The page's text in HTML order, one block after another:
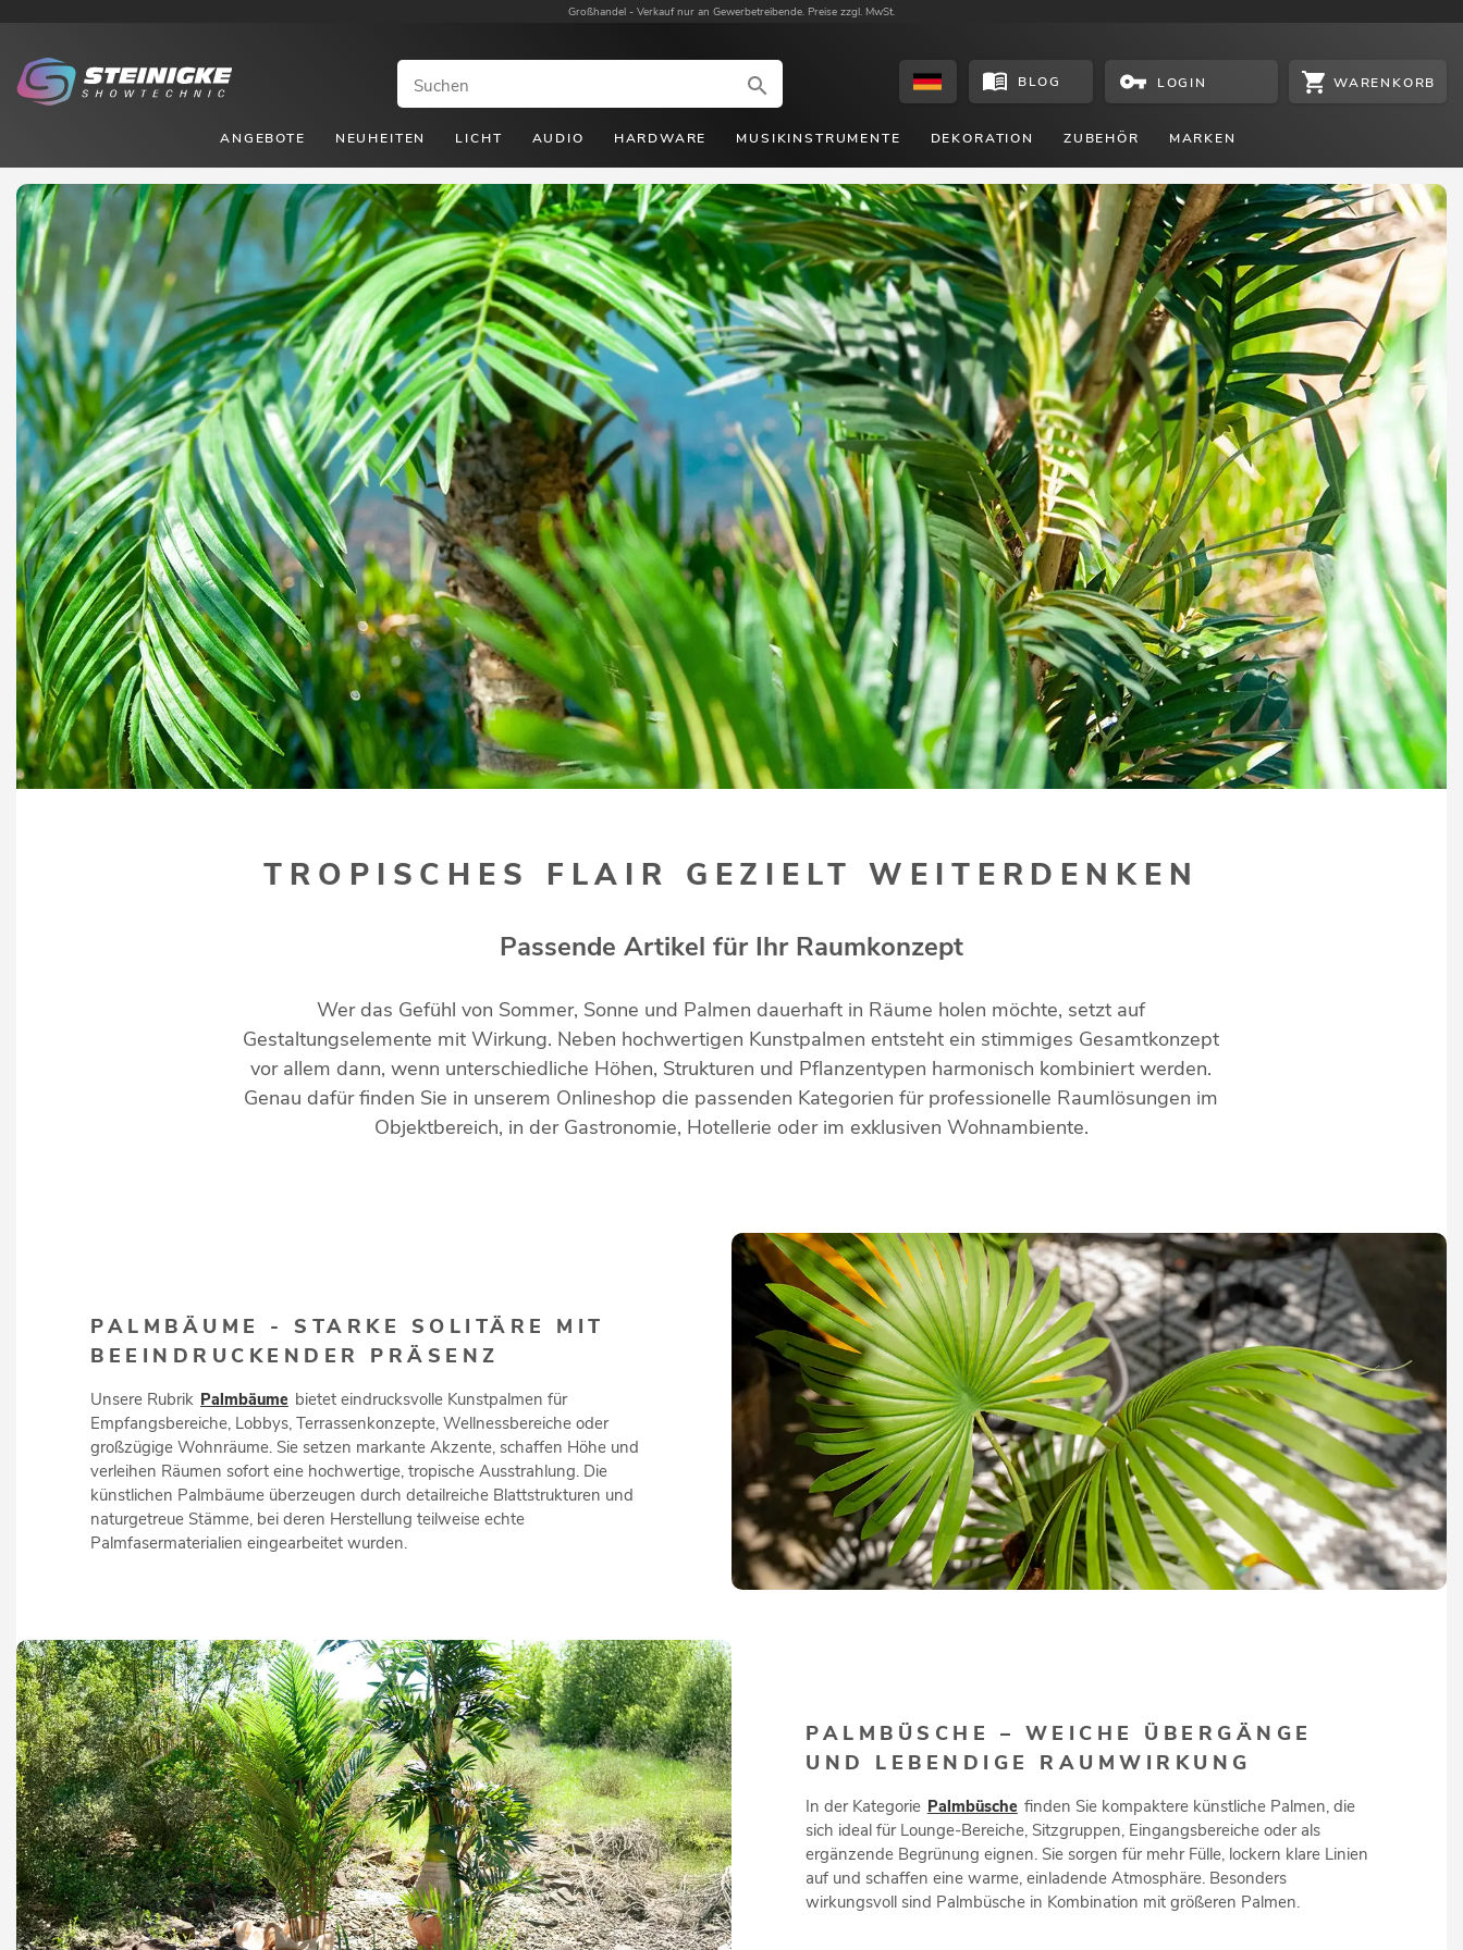
Großhandel - Verkauf nur an Gewerbetreibende. Preise zzgl. MwSt.
BLOG LOGIN WARENKORB
ANGEBOTE NEUHEITEN LICHT AUDIO HARDWARE MUSIKINSTRUMENTE DEKORATION ZUBEHÖR MARKEN
TROPISCHES FLAIR GEZIELT WEITERDENKEN
Passende Artikel für Ihr Raumkonzept
Wer das Gefühl von Sommer, Sonne und Palmen dauerhaft in Räume holen möchte, setzt auf
Gestaltungselemente mit Wirkung. Neben hochwertigen Kunstpalmen entsteht ein stimmiges Gesamtkonzept
vor allem dann, wenn unterschiedliche Höhen, Strukturen und Pflanzentypen harmonisch kombiniert werden.
Genau dafür finden Sie in unserem Onlineshop die passenden Kategorien für professionelle Raumlösungen im
Objektbereich, in der Gastronomie, Hotellerie oder im exklusiven Wohnambiente.
PALMBÄUME - STARKE SOLITÄRE MIT
BEEINDRUCKENDER PRÄSENZ
Unsere Rubrik Palmbäume bietet eindrucksvolle Kunstpalmen für
Empfangsbereiche, Lobbys, Terrassenkonzepte, Wellnessbereiche oder
großzügige Wohnräume. Sie setzen markante Akzente, schaffen Höhe und
verleihen Räumen sofort eine hochwertige, tropische Ausstrahlung. Die
künstlichen Palmbäume überzeugen durch detailreiche Blattstrukturen und
naturgetreue Stämme, bei deren Herstellung teilweise echte
Palmfasermaterialien eingearbeitet wurden.
PALMBÜSCHE – WEICHE ÜBERGÄNGE
UND LEBENDIGE RAUMWIRKUNG
In der Kategorie Palmbüsche finden Sie kompaktere künstliche Palmen, die
sich ideal für Lounge-Bereiche, Sitzgruppen, Eingangsbereiche oder als
ergänzende Begrünung eignen. Sie sorgen für mehr Fülle, lockern klare Linien
auf und schaffen eine warme, einladende Atmosphäre. Besonders
wirkungsvoll sind Palmbüsche in Kombination mit größeren Palmen.